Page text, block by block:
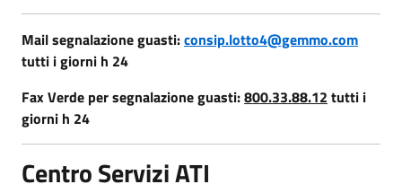
Mail segnalazione guasti:consip.lotto4@gemmo.com
tutti i giorni h 24
Fax Verde per segnalazione guasti:800.33.88.12 tutti i
giorni h 24
Centro Servizi ATI